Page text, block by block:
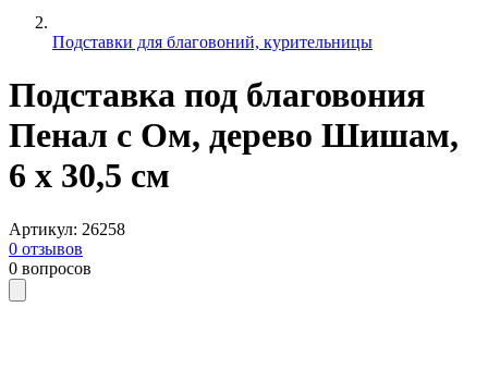
Подставки для благовоний, курительницы
Подставка под благовония
Пенал с Ом, дерево Шишам,
6 х 30,5 см
Артикул: 26258
0 отзывов
0 вопросов